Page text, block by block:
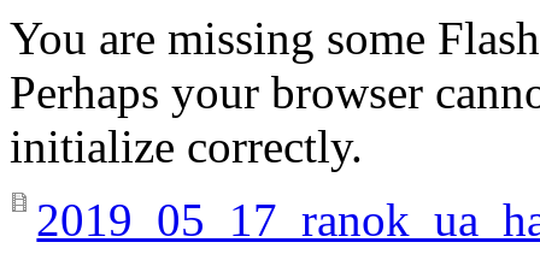
You are missing some
Perhaps your browser
initialize correctly.